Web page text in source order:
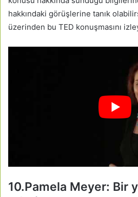
hakkındaki görüşlerine tanık
üzerinden bu TED konuşmasını
10.Pamela Meyer: Bir